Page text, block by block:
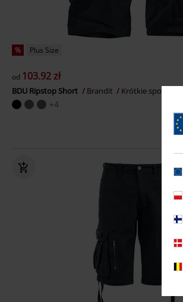
% Plus Size
od 103.92 zł
BDU Ripstop Short Brandit Krótkie spodenki
+4